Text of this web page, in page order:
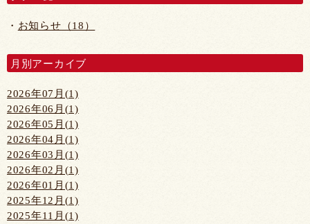
お知らせ（18）
月別アーカイブ
2026年07月(1)
2026年06月(1)
2026年05月(1)
2026年04月(1)
2026年03月(1)
2026年02月(1)
2026年01月(1)
2025年12月(1)
2025年11月(1)